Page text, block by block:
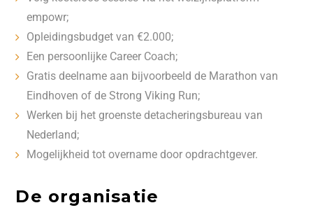
empowr;
Opleidingsbudget van €2.000;
Een persoonlijke Career Coach;
Gratis deelname aan bijvoorbeeld de Marathon van
Eindhoven of de Strong Viking Run;
Werken bij het groenste detacheringsbureau van
Nederland;
Mogelijkheid tot overname door opdrachtgever.
De organisatie